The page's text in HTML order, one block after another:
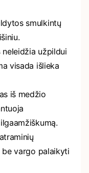
smulkintų
neleidžia užpildui
visada išlieka
iš medžio
be vargo palaikyti